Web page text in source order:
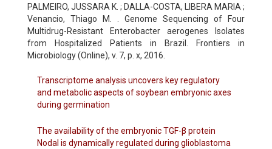
PALMEIRO, JUSSARA K. ; DALLA-COSTA, LIBERA MARIA ;
Venancio, Thiago M. . Genome Sequencing of Four
Multidrug-Resistant Enterobacter aerogenes Isolates
from Hospitalized Patients in Brazil. Frontiers in
Microbiology (Online), v. 7, p. x, 2016.
Transcriptome analysis uncovers key regulatory
and metabolic aspects of soybean embryonic axes
during germination
The availability of the embryonic TGF-β protein
Nodal is dynamically regulated during glioblastoma